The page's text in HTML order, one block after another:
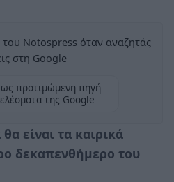
Notospress όταν αναζητάς
στη Google
προτιμώμενη πηγή
της Google
είναι τα καιρικά
δεκαπενθήμερο του